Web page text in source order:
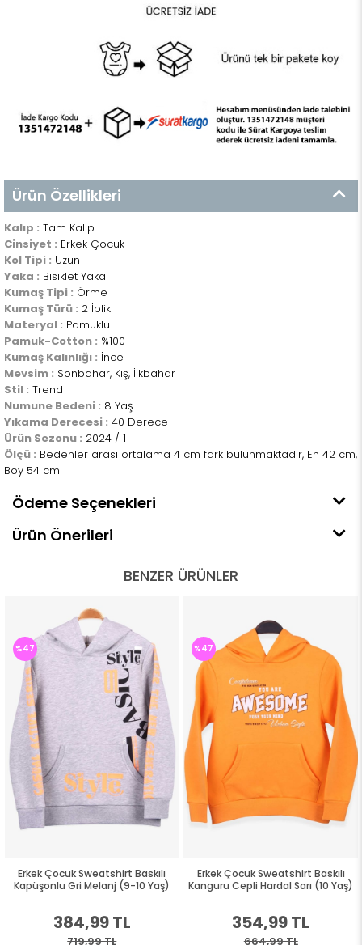
Ürün Özellikleri
Kalıp : Tam Kalıp
Cinsiyet : Erkek Çocuk
Kol Tipi : Uzun
Yaka : Bisiklet Yaka
Kumaş Tipi : Örme
Kumaş Türü : 2 İplik
Materyal : Pamuklu
Pamuk-Cotton : %100
Kumaş Kalınlığı : İnce
Mevsim : Sonbahar, Kış, İlkbahar
Stil : Trend
Numune Bedeni : 8 Yaş
Yıkama Derecesi : 40 Derece
Ürün Sezonu : 2024 / 1
Ölçü : Bedenler arası ortalama 4 cm fark bulunmaktadır, En 42 cm,
Boy 54 cm
Ödeme Seçenekleri
Ürün Önerileri
BENZER ÜRÜNLER
Erkek Çocuk Sweatshirt Baskılı
Kapüşonlu Gri Melanj (9-10 Yaş)
384,99 TL
719,99 TL
%47
Erkek Çocuk Sweatshirt Baskılı
Kanguru Cepli Hardal Sarı (10 Yaş)
354,99 TL
664,99 TL
%47